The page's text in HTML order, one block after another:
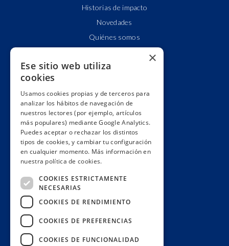
Historias de impacto
Novedades
Quiénes somos
Alianzas y redes
Impacto
Premios
Formación
Código ético
Re-publica
Muro de donantes
Únete aquí
×
Ese sitio web utiliza
cookies
Usamos cookies propias y de terceros para
analizar los hábitos de navegación de
nuestros lectores (por ejemplo, artículos
más populares) mediante Google Analytics.
Puedes aceptar o rechazar los distintos
tipos de cookies, y cambiar tu configuración
en cualquier momento. Más información en
nuestra política de cookies.
COOKIES ESTRICTAMENTE
NECESARIAS
COOKIES DE RENDIMIENTO
COOKIES DE PREFERENCIAS
COOKIES DE FUNCIONALIDAD